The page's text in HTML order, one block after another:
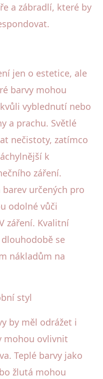
a zábradlí, které by
jen o estetice, ale
barvy mohou
vyblednutí nebo
a prachu. Světlé
nečistoty, zatímco
k
záření.
určených pro
odolné vůči
záření. Kvalitní
se
nákladům na
styl
by měl odrážet i
mohou ovlivnit
Teplé barvy jako
žlutá mohou